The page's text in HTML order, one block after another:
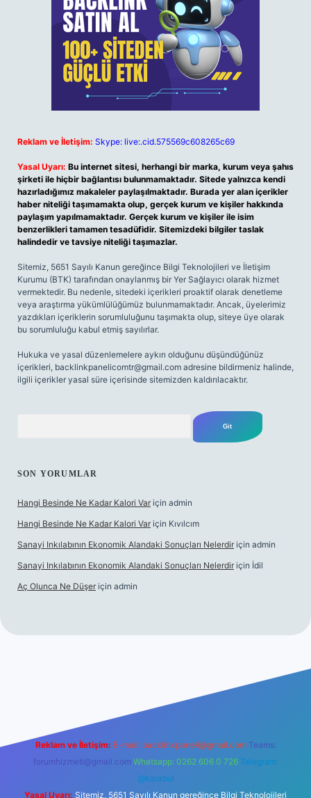
Reklam ve İletişim: Skype: live:.cid.575569c608265c69
Yasal Uyarı: Bu internet sitesi, herhangi bir marka, kurum veya şahıs
şirketi ile hiçbir bağlantısı bulunmamaktadır. Sitede yalnızca kendi
hazırladığımız makaleler paylaşılmaktadır. Burada yer alan içerikler
haber niteliği taşımamakta olup, gerçek kurum ve kişiler hakkında
paylaşım yapılmamaktadır. Gerçek kurum ve kişiler ile isim
benzerlikleri tamamen tesadüfidir. Sitemizdeki bilgiler taslak
halindedir ve tavsiye niteliği taşımazlar.
Sitemiz, 5651 Sayılı Kanun gereğince Bilgi Teknolojileri ve İletişim
Kurumu (BTK) tarafından onaylanmış bir Yer Sağlayıcı olarak hizmet
vermektedir. Bu nedenle, sitedeki içerikleri proaktif olarak denetleme
veya araştırma yükümlülüğümüz bulunmamaktadır. Ancak, üyelerimiz
yazdıkları içeriklerin sorumluluğunu taşımakta olup, siteye üye olarak
bu sorumluluğu kabul etmiş sayılırlar.
Hukuka ve yasal düzenlemelere aykırı olduğunu düşündüğünüz
içerikleri, backlinkpanelicomtr@gmail.com adresine bildirmeniz halinde,
ilgili içerikler yasal süre içerisinde sitemizden kaldırılacaktır.
SON YORUMLAR
Hangi Besinde Ne Kadar Kalori Var için admin
Hangi Besinde Ne Kadar Kalori Var için Kıvılcım
Sanayi Inkılabının Ekonomik Alandaki Sonuçları Nelerdir için admin
Sanayi Inkılabının Ekonomik Alandaki Sonuçları Nelerdir için İdil
Aç Olunca Ne Düşer için admin
Reklam ve İletişim: E-mail: backlinkpaneli@gmail.com Teams:
forumhizmeti@gmail.com Whatsapp: 0262 606 0 726 Telegram:
@karabul
Yasal Uyarı: Sitemiz, 5651 Sayılı Kanun gereğince Bilgi Teknolojileri